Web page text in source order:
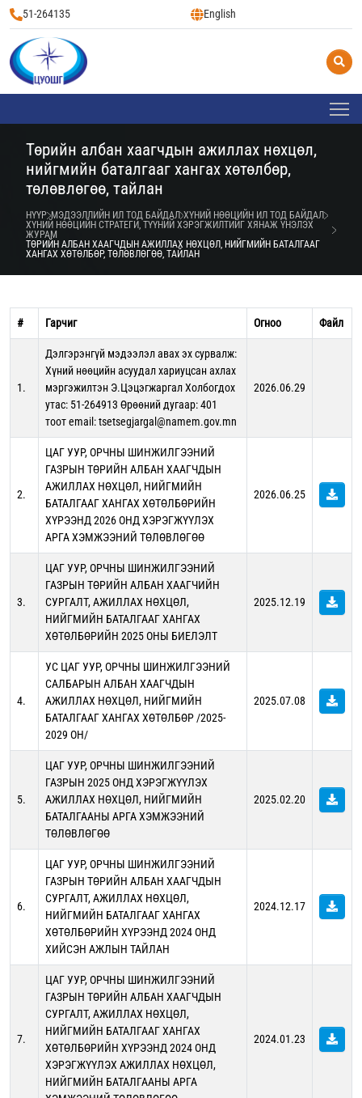
51-264135 English
Төрийн албан хаагчдын ажиллах нөхцөл,
нийгмийн баталгааг хангах хөтөлбөр,
төлөвлөгөө, тайлан
НҮҮР МЭДЭЭЛЛИЙН ИЛ ТОД БАЙДАЛ ХҮНИЙ НӨӨЦИЙН ИЛ ТОД БАЙДАЛ
ХҮНИЙ НӨӨЦИЙН СТРАТЕГИ, ТҮҮНИЙ ХЭРЭГЖИЛТИЙГ ХЯНАЖ ҮНЭЛЭХ
ЖУРАМ
ТӨРИЙН АЛБАН ХААГЧДЫН АЖИЛЛАХ НӨХЦӨЛ, НИЙГМИЙН БАТАЛГААГ
ХАНГАХ ХӨТӨЛБӨР, ТӨЛӨВЛӨГӨӨ, ТАЙЛАН
# Гарчиг Огноо Файл
1.
Дэлгэрэнгүй мэдээлэл авах эх сурвалж:
Хүний нөөцийн асуудал хариуцсан ахлах
мэргэжилтэн Э.Цэцэгжаргал Холбогдох
утас: 51-264913 Өрөөний дугаар: 401
тоот email: tsetsegjargal@namem.gov.mn
2026.06.29
2.
ЦАГ УУР, ОРЧНЫ ШИНЖИЛГЭЭНИЙ
ГАЗРЫН ТӨРИЙН АЛБАН ХААГЧДЫН
АЖИЛЛАХ НӨХЦӨЛ, НИЙГМИЙН
БАТАЛГААГ ХАНГАХ ХӨТӨЛБӨРИЙН
ХҮРЭЭНД 2026 ОНД ХЭРЭГЖҮҮЛЭХ
АРГА ХЭМЖЭЭНИЙ ТӨЛӨВЛӨГӨӨ
2026.06.25
3.
ЦАГ УУР, ОРЧНЫ ШИНЖИЛГЭЭНИЙ
ГАЗРЫН ТӨРИЙН АЛБАН ХААГЧИЙН
СУРГАЛТ, АЖИЛЛАХ НӨХЦӨЛ,
НИЙГМИЙН БАТАЛГААГ ХАНГАХ
ХӨТӨЛБӨРИЙН 2025 ОНЫ БИЕЛЭЛТ
2025.12.19
4.
УС ЦАГ УУР, ОРЧНЫ ШИНЖИЛГЭЭНИЙ
САЛБАРЫН АЛБАН ХААГЧДЫН
АЖИЛЛАХ НӨХЦӨЛ, НИЙГМИЙН
БАТАЛГААГ ХАНГАХ ХӨТӨЛБӨР /2025-
2029 ОН/
2025.07.08
5.
ЦАГ УУР, ОРЧНЫ ШИНЖИЛГЭЭНИЙ
ГАЗРЫН 2025 ОНД ХЭРЭГЖҮҮЛЭХ
АЖИЛЛАХ НӨХЦӨЛ, НИЙГМИЙН
БАТАЛГААНЫ АРГА ХЭМЖЭЭНИЙ
ТӨЛӨВЛӨГӨӨ
2025.02.20
6.
ЦАГ УУР, ОРЧНЫ ШИНЖИЛГЭЭНИЙ
ГАЗРЫН ТӨРИЙН АЛБАН ХААГЧДЫН
СУРГАЛТ, АЖИЛЛАХ НӨХЦӨЛ,
НИЙГМИЙН БАТАЛГААГ ХАНГАХ
ХӨТӨЛБӨРИЙН ХҮРЭЭНД 2024 ОНД
ХИЙСЭН АЖЛЫН ТАЙЛАН
2024.12.17
7.
ЦАГ УУР, ОРЧНЫ ШИНЖИЛГЭЭНИЙ
ГАЗРЫН ТӨРИЙН АЛБАН ХААГЧДЫН
СУРГАЛТ, АЖИЛЛАХ НӨХЦӨЛ,
НИЙГМИЙН БАТАЛГААГ ХАНГАХ
ХӨТӨЛБӨРИЙН ХҮРЭЭНД 2024 ОНД
ХЭРЭГЖҮҮЛЭХ АЖИЛЛАХ НӨХЦӨЛ,
НИЙГМИЙН БАТАЛГААНЫ АРГА
2024.01.23